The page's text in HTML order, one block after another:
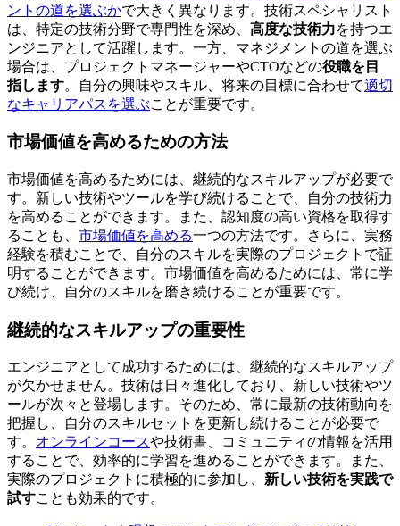
ントの道を選ぶかで大きく異なります。技術スペシャリスト
は、特定の技術分野で専門性を深め、 高度な技術力を持つエ
ンジニアとして活躍します。一方、マネジメントの道を選ぶ
場合は、プロジェクトマネージャーやCTOなどの役職を目
指します。自分の興味やスキル、将来の目標に合わせて適切
なキャリアパスを選ぶことが重要です。
市場価値を高めるための方法
市場価値を高めるためには、継続的なスキルアップが必要で
す。新しい技術やツールを学び続けることで、自分の技術力
を高めることができます。また、認知度の高い資格を取得す
ることも、 市場価値を高める一つの方法です。さらに、実務
経験を積むことで、自分のスキルを実際のプロジェクトで証
明することができます。市場価値を高めるためには、常に学
び続け、自分のスキルを磨き続けることが重要です。
継続的なスキルアップの重要性
エンジニアとして成功するためには、継続的なスキルアップ
が欠かせません。技術は日々進化しており、新しい技術やツ
ールが次々と登場します。そのため、常に最新の技術動向を
把握し、自分のスキルセットを更新し続ける ことが必要で
す。 オンラインコースや技術書、コミュニティの情報を活用
することで、効率的に学習を進めることができます。また、
実際のプロジェクトに積極的に参加し、 新しい技術を実践で
試すことも効果的です。